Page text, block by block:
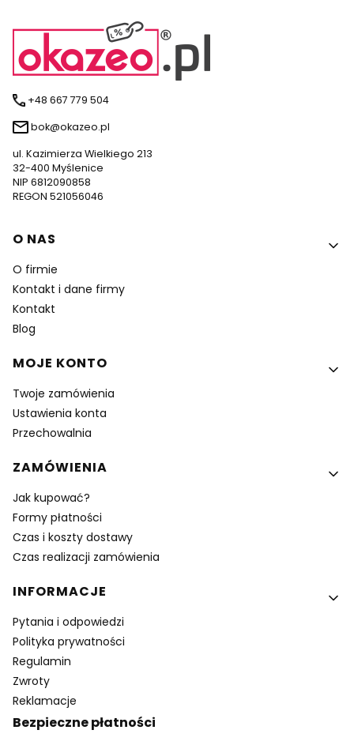
+48 667 779 504
bok@okazeo.pl
ul. Kazimierza Wielkiego 213
32-400 Myślenice
NIP 6812090858
REGON 521056046
Linki w stopce
O NAS
O firmie
Kontakt i dane firmy
Kontakt
Blog
MOJE KONTO
Twoje zamówienia
Ustawienia konta
Przechowalnia
ZAMÓWIENIA
Jak kupować?
Formy płatności
Czas i koszty dostawy
Czas realizacji zamówienia
INFORMACJE
Pytania i odpowiedzi
Polityka prywatności
Regulamin
Zwroty
Reklamacje
Bezpieczne płatności